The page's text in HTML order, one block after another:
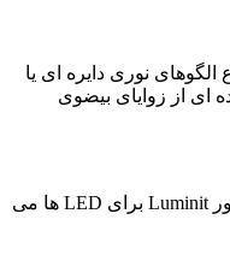
نوری دایره ای یا
ای از زوایای بیضوی
در مورد اینکه چگونه فیلم پخش کننده نور Luminit برای LED ها می